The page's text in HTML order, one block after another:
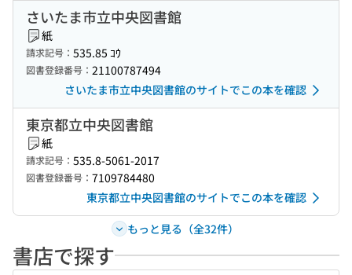
さいたま市立中央図書館
紙
請求記号： 535.85 ｺｳ
図書登録番号： 21100787494
さいたま市立中央図書館のサイトでこの本を確認
東京都立中央図書館
紙
請求記号： 535.8-5061-2017
図書登録番号： 7109784480
東京都立中央図書館のサイトでこの本を確認
もっと見る（全32件）
書店で探す